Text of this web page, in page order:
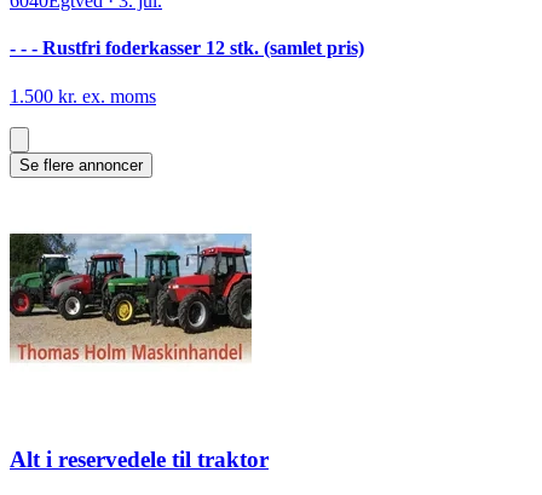
- - - Rustfri foderkasser 12 stk. (samlet pris)
1.500 kr. ex. moms
Se flere annoncer
Alt i reservedele til traktor